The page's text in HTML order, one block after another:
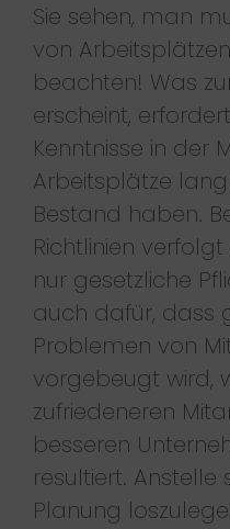
Sie sehen, man
von
beachten! Was
erscheint,
Kenntnisse in der
Arbeitsplätze
Bestand haben.
Richtlinien
nur gesetzliche
auch dafür, dass
Problemen von
vorgebeugt wird,
zufriedeneren
besseren
resultiert.
Planung